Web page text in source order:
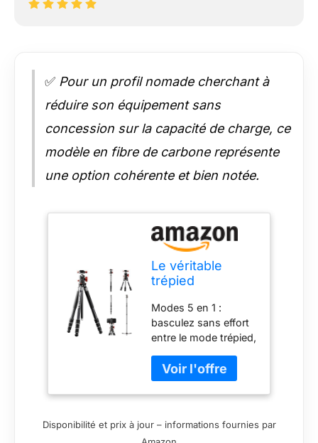
✅ Pour un profil nomade cherchant à
réduire son équipement sans
concession sur la capacité de charge, ce
modèle en fibre de carbone représente
une option cohérente et bien notée.
Le véritable
trépied
en 1 -Charge
utile jusqu'à 20
kg
Modes 5 en 1 :
basculez sans effort
entre le mode trépied,
monopode 1 et 2, le
mode bureau et le
mode bâton de
pour tous les styles
Disponibilité et prix à jour – informations fournies par